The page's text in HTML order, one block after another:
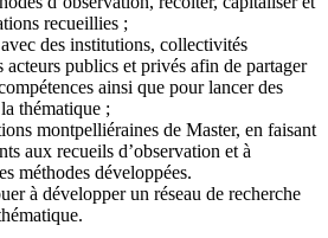
recueillies ;
des institutions, collectivités
acteurs publics et privés afin de partager
ainsi que pour lancer des
thématique ;
montpelliéraines de Master, en faisant
aux recueils d’observation et à
méthodes développées.
à développer un réseau de recherche